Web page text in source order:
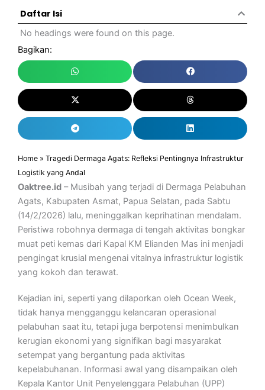
Daftar Isi
No headings were found on this page.
Bagikan:
Home » Tragedi Dermaga Agats: Refleksi Pentingnya Infrastruktur
Logistik yang Andal
Oaktree.id – Musibah yang terjadi di Dermaga Pelabuhan
Agats, Kabupaten Asmat, Papua Selatan, pada Sabtu
(14/2/2026) lalu, meninggalkan keprihatinan mendalam.
Peristiwa robohnya dermaga di tengah aktivitas bongkar
muat peti kemas dari Kapal KM Elianden Mas ini menjadi
pengingat krusial mengenai vitalnya infrastruktur logistik
yang kokoh dan terawat.
Kejadian ini, seperti yang dilaporkan oleh Ocean Week,
tidak hanya mengganggu kelancaran operasional
pelabuhan saat itu, tetapi juga berpotensi menimbulkan
kerugian ekonomi yang signifikan bagi masyarakat
setempat yang bergantung pada aktivitas
kepelabuhanan. Informasi awal yang disampaikan oleh
Kepala Kantor Unit Penyelenggara Pelabuhan (UPP)